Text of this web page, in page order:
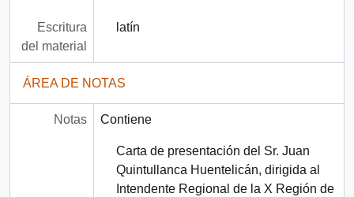
Escritura
del material
latín
ÁREA DE NOTAS
Notas Contiene
Carta de presentación del Sr. Juan
Quintullanca Huentelicán, dirigida al
Intendente Regional de la X Región de